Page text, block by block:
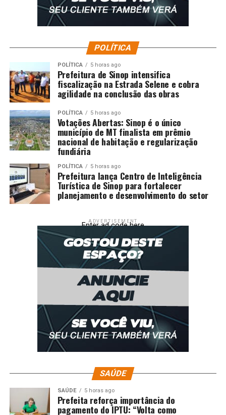
POLÍTICA
POLÍTICA 5 horas ago
Prefeitura de Sinop intensifica
fiscalização na Estrada Selene e cobra
agilidade na conclusão das obras
POLÍTICA 5 horas ago
Votações Abertas: Sinop é o único
município de MT finalista em prêmio
nacional de habitação e regularização
fundiária
POLÍTICA 5 horas ago
Prefeitura lança Centro de Inteligência
Turística de Sinop para fortalecer
planejamento e desenvolvimento do setor
ADVERTISEMENT
Enter ad code here
SAÚDE
SAÚDE 5 horas ago
Prefeita reforça importância do
pagamento do IPTU: “Volta como